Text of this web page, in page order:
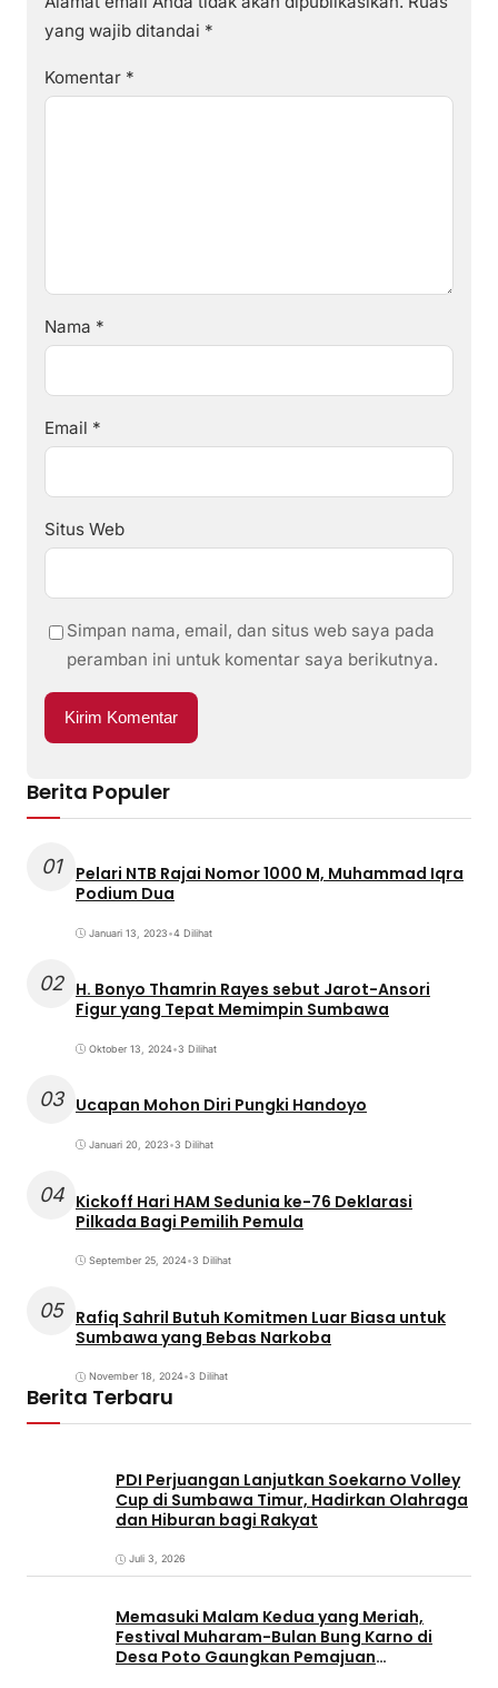
yang wajib ditandai *
Komentar *
Nama *
Email *
Situs Web
Simpan nama, email, dan situs web saya pada
peramban ini untuk komentar saya berikutnya.
Berita Populer
01
Pelari NTB Rajai Nomor 1000 M, Muhammad Iqra
Podium Dua
Januari 13, 2023•4 Dilihat
02 H. Bonyo Thamrin Rayes sebut Jarot-Ansori
Figur yang Tepat Memimpin Sumbawa
Oktober 13, 2024•3 Dilihat
03 Ucapan Mohon Diri Pungki Handoyo
Januari 20, 2023•3 Dilihat
04 Kickoff Hari HAM Sedunia ke-76 Deklarasi
Pilkada Bagi Pemilih Pemula
September 25, 2024•3 Dilihat
05 Rafiq Sahril Butuh Komitmen Luar Biasa untuk
Sumbawa yang Bebas Narkoba
November 18, 2024•3 Dilihat
Berita Terbaru
PDI Perjuangan Lanjutkan Soekarno Volley
Cup di Sumbawa Timur, Hadirkan Olahraga
dan Hiburan bagi Rakyat
Juli 3, 2026
Memasuki Malam Kedua yang Meriah,
Festival Muharam-Bulan Bung Karno di
Desa Poto Gaungkan Pemajuan